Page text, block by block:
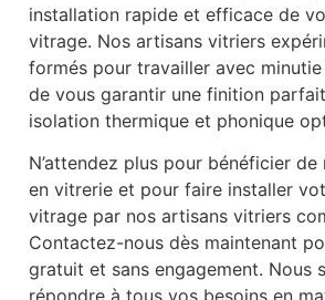
installation rapide et efficace de
vitrage. Nos artisans vitriers
formés pour travailler avec
de vous garantir une finition
isolation thermique et phonique
N’attendez plus pour bénéficier
en vitrerie et pour faire installer
vitrage par nos artisans vitriers
Contactez-nous dès maintenant
gratuit et sans engagement. Nous